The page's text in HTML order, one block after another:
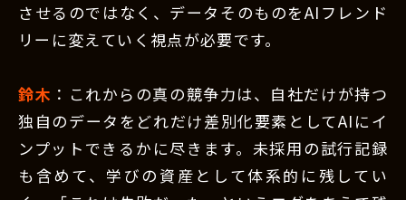
させるのではなく、データそのものをAIフレンド
リーに変えていく視点が必要です。
鈴木 ：これからの真の競争力は、自社だけが持つ
独自のデータをどれだけ差別化要素としてAIにイ
ンプットできるかに尽きます。未採用の試行記録
も含めて、学びの資産として体系的に残してい